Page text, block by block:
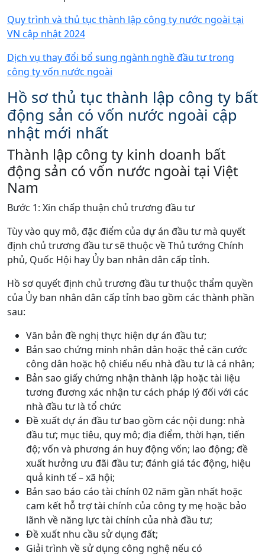
Quy trình và thủ tục thành lập công ty nước ngoài tại
VN cập nhật 2024
Dịch vụ thay đổi bổ sung ngành nghề đầu tư trong
công ty vốn nước ngoài
Hồ sơ thủ tục thành lập công ty bất
động sản có vốn nước ngoài cập
nhật mới nhất
Thành lập công ty kinh doanh bất
động sản có vốn nước ngoài tại Việt
Nam
Bước 1: Xin chấp thuận chủ trương đầu tư
Tùy vào quy mô, đặc điểm của dự án đầu tư mà quyết
định chủ trương đầu tư sẽ thuộc về Thủ tướng Chính
phủ, Quốc Hội hay Ủy ban nhân dân cấp tỉnh.
Hồ sơ quyết định chủ trương đầu tư thuộc thẩm quyền
của Ủy ban nhân dân cấp tỉnh bao gồm các thành phần
sau:
Văn bản đề nghị thực hiện dự án đầu tư;
Bản sao chứng minh nhân dân hoặc thẻ căn cước
công dân hoặc hộ chiếu nếu nhà đầu tư là cá nhân;
Bản sao giấy chứng nhận thành lập hoặc tài liệu
tương đương xác nhận tư cách pháp lý đối với các
nhà đầu tư là tổ chức
Đề xuất dự án đầu tư bao gồm các nội dung: nhà
đầu tư; mục tiêu, quy mô; địa điểm, thời hạn, tiến
độ; vốn và phương án huy động vốn; lao động; đề
xuất hưởng ưu đãi đầu tư; đánh giá tác động, hiệu
quả kinh tế – xã hội;
Bản sao báo cáo tài chính 02 năm gần nhất hoặc
cam kết hỗ trợ tài chính của công ty mẹ hoặc bảo
lãnh về năng lực tài chính của nhà đầu tư;
Đề xuất nhu cầu sử dụng đất;
Giải trình về sử dụng công nghệ nếu có